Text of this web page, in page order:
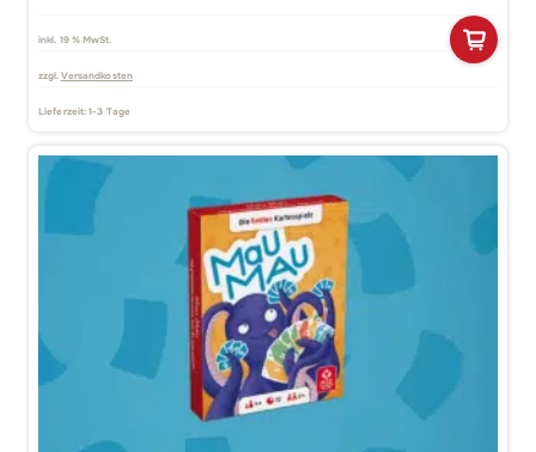
inkl. 19 % MwSt.
zzgl. Versandkosten
Lieferzeit:1-3 Tage